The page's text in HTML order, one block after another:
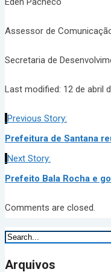
Assessor de
Secretaria de
Last modified: 12 de abril
Previous Story:
Prefeitura de Santana
Next Story:
Prefeito Bala Rocha e
Comments are closed.
Arquivos